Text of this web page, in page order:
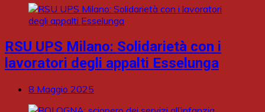
RSU UPS Milano: Solidarietà con i
lavoratori degli appalti Esselunga
8 Maggio 2025